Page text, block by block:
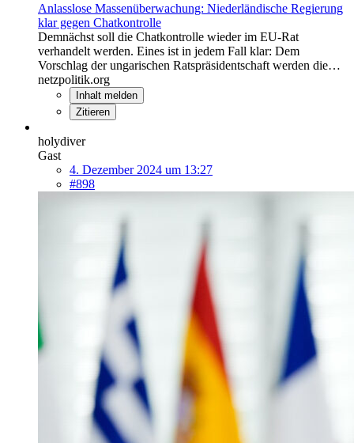
Anlasslose Massenüberwachung: Niederländische Regierung
klar gegen Chatkontrolle
Demnächst soll die Chatkontrolle wieder im EU-Rat
verhandelt werden. Eines ist in jedem Fall klar: Dem
Vorschlag der ungarischen Ratspräsidentschaft werden die…
netzpolitik.org
Inhalt melden
Zitieren
holydiver
Gast
4. Dezember 2024 um 13:27
#898